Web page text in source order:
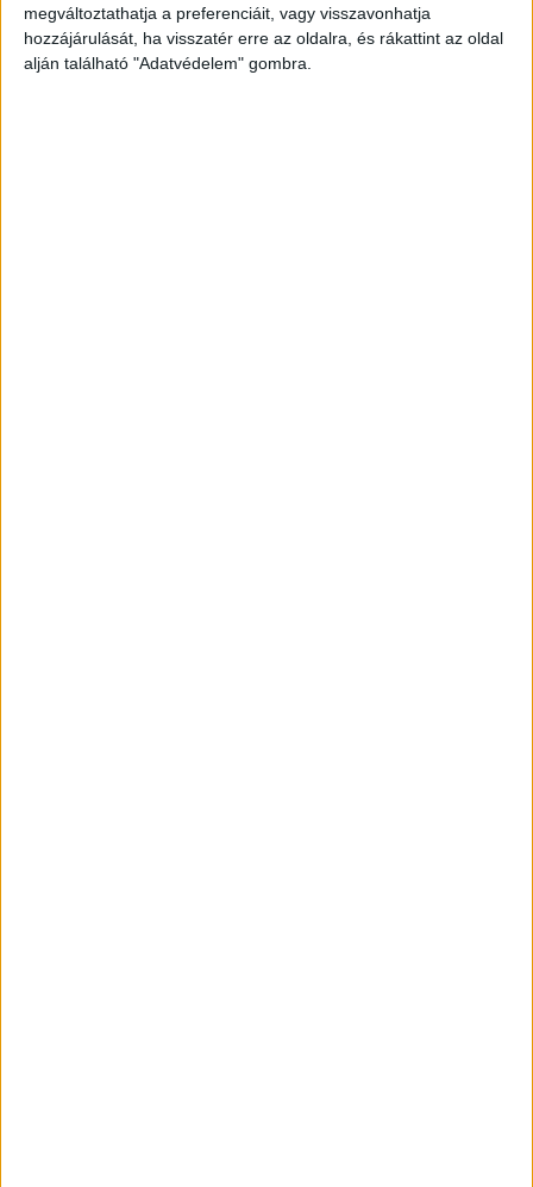
megváltoztathatja a preferenciáit, vagy visszavonhatja
hozzájárulását, ha visszatér erre az oldalra, és rákattint az oldal
alján található "Adatvédelem" gombra.
helyezését.